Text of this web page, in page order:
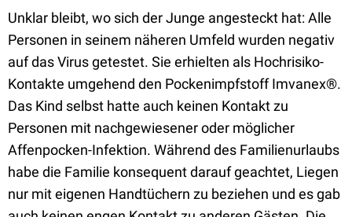
Unklar bleibt, wo sich der Junge angesteckt hat: Alle
Personen in seinem näheren Umfeld wurden negativ
auf das Virus getestet. Sie erhielten als Hochrisiko-
Kontakte umgehend den Pockenimpfstoff Imvanex®.
Das Kind selbst hatte auch keinen Kontakt zu
Personen mit nachgewiesener oder möglicher
Affenpocken-Infektion. Während des Familienurlaubs
habe die Familie konsequent darauf geachtet, Liegen
nur mit eigenen Handtüchern zu beziehen und es gab